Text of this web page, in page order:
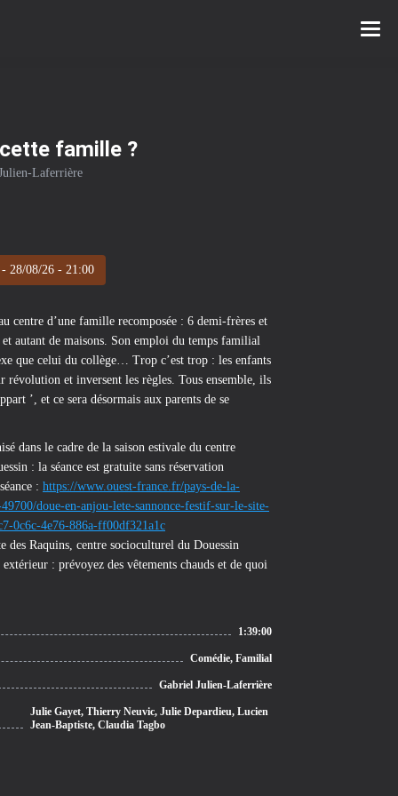
famille ?
Laferrière
28/08/26 - 21:00
centre d’une famille recomposée : 6 demi‐frères et
autant de maisons. Son emploi du temps familial
que celui du collège… Trop c’est trop : les enfants
révolution et inversent les règles. Tous ensemble, ils
’, et ce sera désormais aux parents de se
dans le cadre de la saison estivale du centre
: la séance est gratuite sans réservation
: https://www.ouest-france.fr/pays-de-la-
doue-en-anjou-lete-sannonce-festif-sur-le-site-
0c6c-4e76-886a-ff00df321a1c
des Raquins, centre socioculturel du Douessin
: prévoyez des vêtements chauds et de quoi
1:39:00
Comédie, Familial
Gabriel Julien-Laferrière
Julie Gayet, Thierry Neuvic, Julie Depardieu, Lucien
Jean-Baptiste, Claudia Tagbo